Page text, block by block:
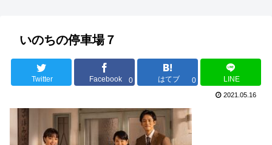
いのちの停車場７
Twitter Facebook 0 はてブ 0 LINE
2021.05.16